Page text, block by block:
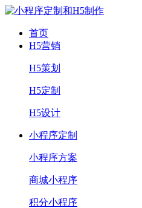
首页
H5营销
H5策划
H5定制
H5设计
小程序定制
小程序方案
商城小程序
积分小程序